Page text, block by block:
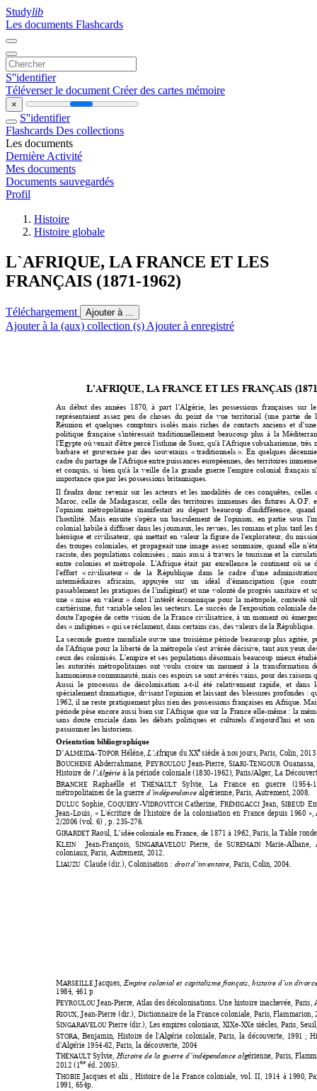
Studylib
Les documents Flashcards
S''identifier
Téléverser le document Créer des cartes mémoire
×
S''identifier
Flashcards Des collections
Les documents
Dernière Activité
Mes documents
Documents sauvegardés
Profil
Histoire
Histoire globale
L`AFRIQUE, LA FRANCE ET LES
FRANÇAIS (1871-1962)
Téléchargement Ajouter à ...
Ajouter à la (aux) collection (s) Ajouter à enregistré
L'AFRIQUE, LA FRANCE ET LES FRANÇAIS
Au  début  des  années  1870,  à  part l’Algérie,  les  possessions  françaises  sur
représentaient assez peu  de choses  du point de  vue territorial (une  partie  de
Réunion et quelques comptoirs isolés mais riches de contacts anciens et
politique française s'intéressait traditionnellement beaucoup plus à la
l'Egypte où venait d'être percé l'isthme de Suez, qu'à l'Afrique subsaharienne, très
barbare et gouvernée par des souverains « traditionnels ». En quelques décenni
cadre du partage de l'Afrique entre puissances européennes, des territoires imm
et conquis, si bien qu'à la veille de la grande guerre l'empire colonial français
importance que par les possessions britanniques.
faudra donc revenir sur les acteurs et les modalités de ces conquêtes, celles
Maroc,
celle de Madagascar, celle des territoires immenses des futures A.O.F.
l'opinion métropolitaine manifestait au départ beaucoup d'indifférence,
quand
l'hostilité.
Mais ensuite s'opéra un basculement de l'opinion, en partie sous
colonial habile à diffuser dans les journaux, les revues, les romans et plus tard les
héroïque et civilisateur, qui mettait en valeur la figure de l'explorateur, du
des troupes coloniales, et propageait une image assez sommaire, quand elle
raciste, des populations colonisées ; mais aussi à travers le tourisme et la
entre colonies et métropole. L'Afrique était par excellence le continent où se
l'effort
« civilisateur » de la République dans le cadre d'une administra
intermédiaires
africains, appuyée sur un idéal d'émancipation (que
passablement les pratiques de l'indigénat) et une volonté de progrès sanitaire et
une « mise en valeur » dont l’intérêt économique pour la métropole, contesté
cartiérisme, fut variable selon les secteurs. Le succès de l'exposition coloniale
doute l'apogée de cette vision de la France civilisatrice, à un moment où
des « indigènes » qui se réclament, dans certains cas, des valeurs de la République.
La seconde guerre mondiale ouvre une troisième période beaucoup plus agitée,
de l'Afrique pour la liberté de la métropole s'est avérée décisive, tant aux yeux
ceux des colonisés. L'empire et ses populations désormais beaucoup mieux
les autorités métropolitaines ont voulu croire un moment à la transformation
harmonieuse communauté, mais ces espoirs se sont avérés vains, pour des raisons
Aussi
le processus de décolonisation a-t-il été relativement rapide, et dans
spécialement dramatique, divisant l'opinion et laissant des blessures profondes :
1962, il ne reste pratiquement plus rien des possessions françaises en Afrique.
période pèse encore aussi bien sur l'Afrique que sur la France elle-même : la
sans doute cruciale dans les débats politiques et  culturels d'aujourd'hui et son
passionner les historiens.
Orientation bibliographique
D’ALMEIDA-TOPOR Hélène, L’Afrique du XXe siècle à nos jours, Paris, Colin, 20
BOUCHENE Abderrahmane, PEYROULOU Jean-Pierre, SIARI-TENGOUR
Histoire de l’Algérie à la période coloniale (1830-1962), Paris/Alger, La Déco
BRANCHE Raphaëlle et THÉNAULT Sylvie, La France en guerre (1954-
métropolitaines de la guerre d’indépendance algérienne, Paris, Autrement, 2008.
DULUC Sophie, COQUERY-VIDROVITCH Catherine, FRÉMIGACCI Jean, SIBEUD
Jean-Louis, « L'écriture de l'histoire de la colonisation en France depuis 1960 »,
2/2006 (vol. 6) , p. 235-276.
GIRARDET Raoul, L’idée coloniale en France, de 1871 à 1962 , Paris, la Table ron
KLEIN Jean-François, SINGARAVELOU Pierre, de SUREMAIN Marie-Albane,
coloniaux, Paris, Autrement, 2012.
LIAUZU
  Claude (dir.),
Colonisation : droit d’inventaire, Paris, Colin, 2004.
MARSEILLE Jacques, Empire colonial et capitalisme français, histoire d’un
1984, 461 p
PEYROULOU Jean-Pierre, Atlas des décolonisations. Une histoire inachevée, Paris,
RIOUX, Jean-Pierre (dir.), Dictionnaire de la France coloniale, Paris, Flammarion,
SINGARAVELOU Pierre (dir.), Les empires coloniaux, XIXe-XXe siècles, Paris,
STORA, Benjamin, Histoire de l'Algérie coloniale, Paris, la découverte, 1991 ;
d'Algérie 1954-62, Paris, la découverte, 2004
THÉNAULT Sylvie, Histoire de la guerre d’indépendance algérienne, Paris,
2012 (1ère éd. 2005).
THOBIE Jacques et alii , Histoire de la France coloniale, vol. II, 1914 à 1990,
1991, 654p.